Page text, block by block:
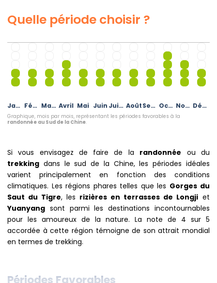
Quelle période choisir ?
Janvier Février Mars Avril Mai Juin Juillet Août Septembre Octobre Novembre Décembre
Graphique, mois par mois, représentant les périodes favorables à la
randonnée au Sud de la Chine.
Si vous envisagez de faire de la randonnée ou du
trekking dans le sud de la Chine, les périodes idéales
varient principalement en fonction des conditions
climatiques. Les régions phares telles que les Gorges du
Saut du Tigre, les rizières en terrasses de Longji et
Yuanyang sont parmi les destinations incontournables
pour les amoureux de la nature. La note de 4 sur 5
accordée à cette région témoigne de son attrait mondial
en termes de trekking.
Périodes Favorables